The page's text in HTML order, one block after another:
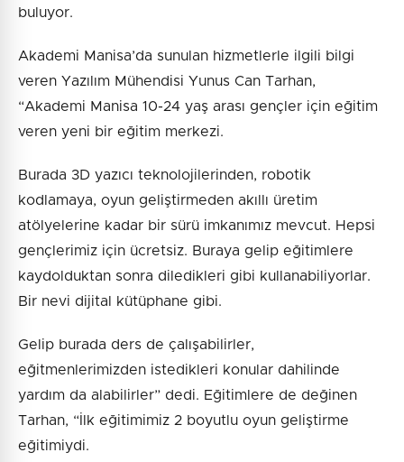
buluyor.
Akademi Manisa’da sunulan hizmetlerle ilgili bilgi
veren Yazılım Mühendisi Yunus Can Tarhan,
“Akademi Manisa 10-24 yaş arası gençler için eğitim
veren yeni bir eğitim merkezi.
Burada 3D yazıcı teknolojilerinden, robotik
kodlamaya, oyun geliştirmeden akıllı üretim
atölyelerine kadar bir sürü imkanımız mevcut. Hepsi
gençlerimiz için ücretsiz. Buraya gelip eğitimlere
kaydolduktan sonra diledikleri gibi kullanabiliyorlar.
Bir nevi dijital kütüphane gibi.
Gelip burada ders de çalışabilirler,
eğitmenlerimizden istedikleri konular dahilinde
yardım da alabilirler” dedi. Eğitimlere de değinen
Tarhan, “İlk eğitimimiz 2 boyutlu oyun geliştirme
eğitimiydi.